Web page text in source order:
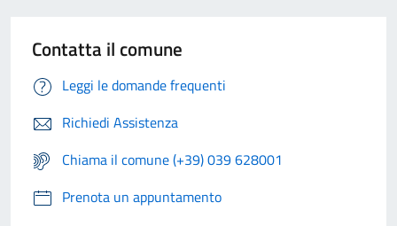
Contatta il comune
Leggi le domande frequenti
Richiedi Assistenza
Chiama il comune (+39) 039 628001
Prenota un appuntamento